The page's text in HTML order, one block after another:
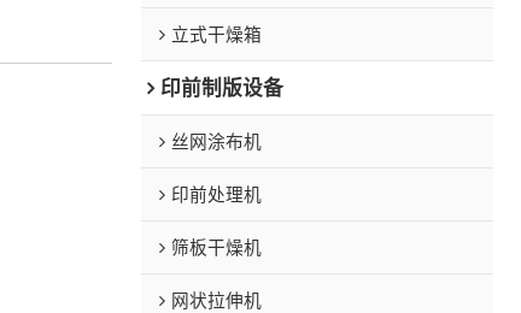
立式干燥箱
印前制版设备
丝网涂布机
印前处理机
筛板干燥机
网状拉伸机